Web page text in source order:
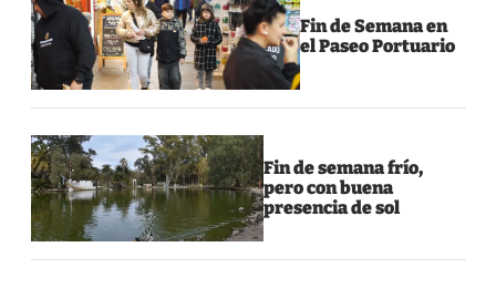
Fin de Semana en
el Paseo Portuario
Fin de semana frío,
pero con buena
presencia de sol